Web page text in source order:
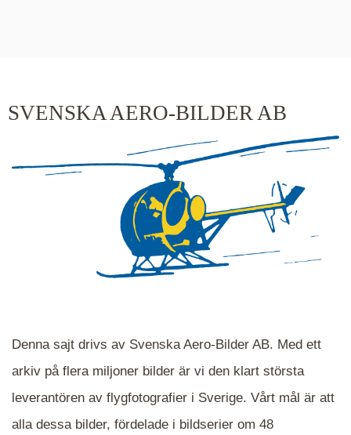
SVENSKA AERO-BILDER AB
Denna sajt drivs av Svenska Aero-Bilder AB. Med ett
arkiv på flera miljoner bilder är vi den klart största
leverantören av flygfotografier i Sverige. Vårt mål är att
alla dessa bilder, fördelade i bildserier om 48